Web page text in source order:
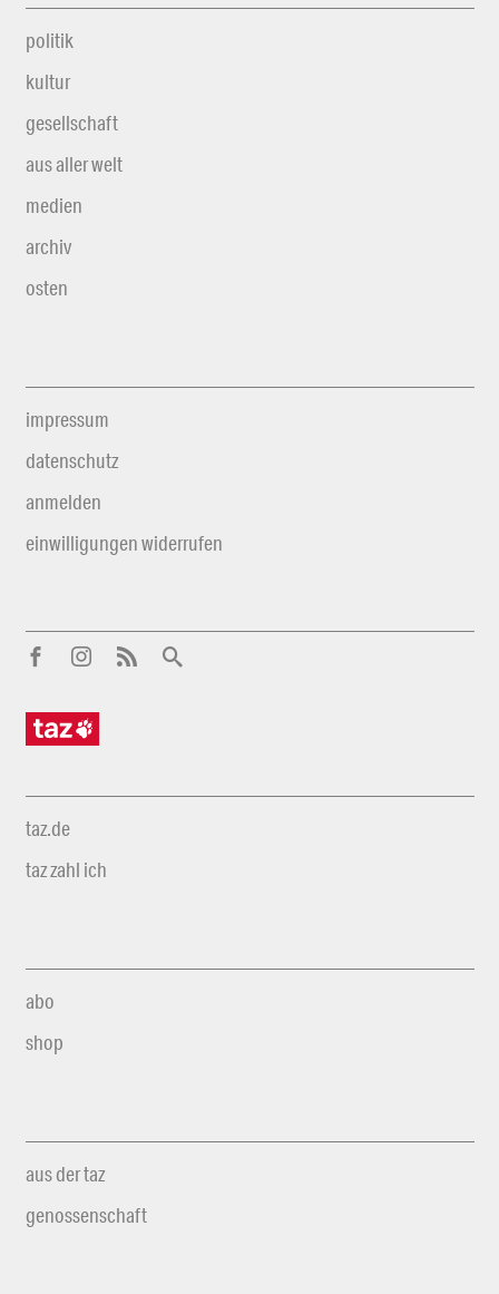
politik
kultur
gesellschaft
aus aller welt
medien
archiv
osten
impressum
datenschutz
anmelden
einwilligungen widerrufen
taz.de
taz zahl ich
abo
shop
aus der taz
genossenschaft